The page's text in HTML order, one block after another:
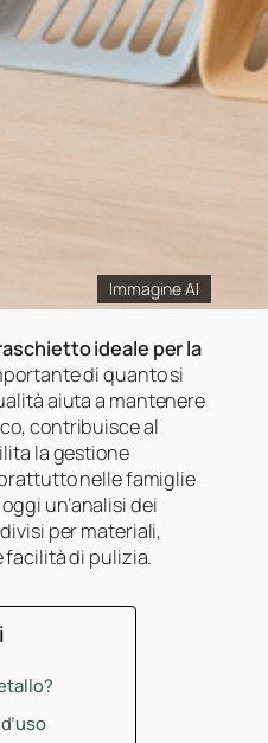
Immagine AI
ideale per la
di quanto si
aiuta a mantenere
contribuisce al
la gestione
nelle famiglie
un’analisi dei
per materiali,
di pulizia.